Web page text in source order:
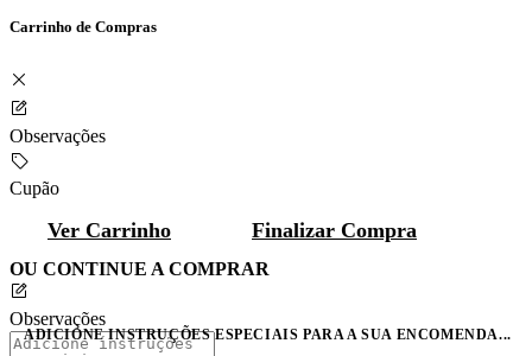
Carrinho de Compras
Observações
Cupão
Ver Carrinho Finalizar Compra
OU CONTINUE A COMPRAR
Observações
ADICIONE INSTRUÇÕES ESPECIAIS PARA A SUA ENCOMENDA...